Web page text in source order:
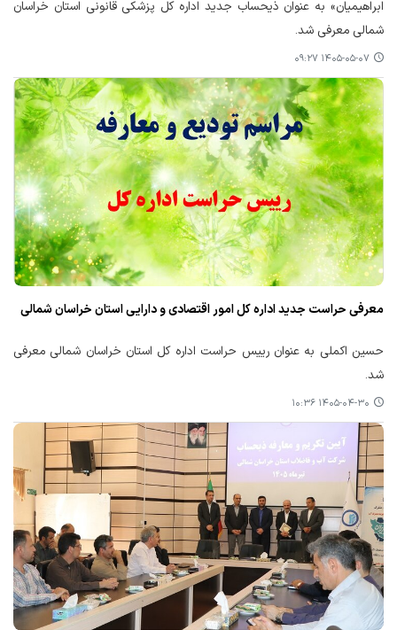
ابراهیمیان» به عنوان ذیحساب جدید اداره کل پزشکی قانونی استان خراسان
شمالی معرفی شد.
۱۴۰۵-۰۵-۰۷ ۰۹:۲۷
معرفی حراست جدید اداره کل امور اقتصادی و دارایی استان خراسان شمالی
حسین اکملی به عنوان رییس حراست اداره کل استان خراسان شمالی معرفی
شد.
۱۴۰۵-۰۴-۳۰ ۱۰:۳۶